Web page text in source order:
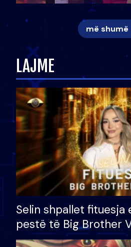
më
LAJME
Selin shpallet fituesja
pestë të Big Brother
çmimin e madh prej